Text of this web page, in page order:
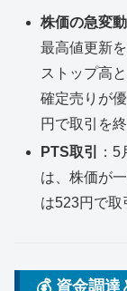
株価の急変動
最高値更新
ストップ高
確定売りが
円で取引を
PTS取引
：
は、株価が
は523円で取
💰 資金調達